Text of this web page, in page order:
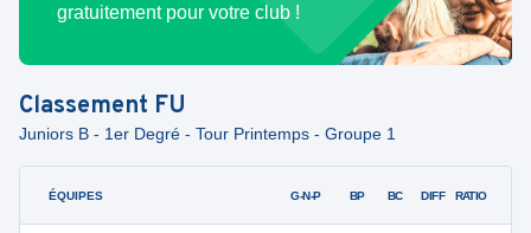
gratuitement pour votre club !
Classement FU
Juniors B - 1er Degré - Tour Printemps - Groupe 1
ÉQUIPES G-N-P BP BC DIFF RATIO